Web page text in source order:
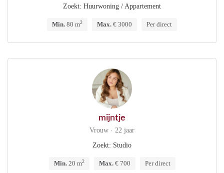
Zoekt: Huurwoning / Appartement
Min. 80 m2 Max. € 3000 Per direct
mijntje
Vrouw · 22 jaar
Zoekt: Studio
Min.20 m2 Max.€ 700 Per direct